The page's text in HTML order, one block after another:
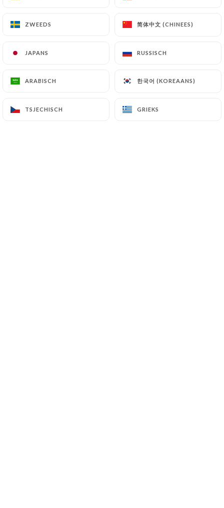
ZWEEDS 简体中文 (CHINEES)
JAPANS RUSSISCH
ARABISCH 한국어 (KOREAANS)
TSJECHISCH GRIEKS
ZWEEDS 简体中文 (CHINEES)
JAPANS RUSSISCH
ARABISCH 한국어 (KOREAANS)
TSJECHISCH GRIEKS